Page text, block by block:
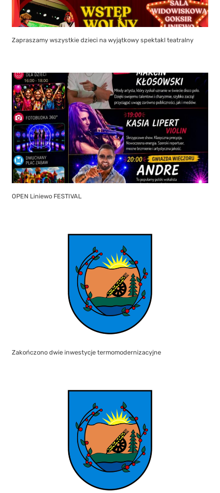
Zapraszamy wszystkie dzieci na wyjątkowy spektakl teatralny
OPEN Liniewo FESTIVAL
Zakończono dwie inwestycje termomodernizacyjne